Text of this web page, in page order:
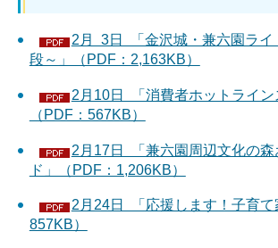
2月 3日 「金沢城・兼六園ライ
段～」（PDF：2,163KB）
2月10日 「消費者ホットライン
（PDF：567KB）
2月17日 「兼六園周辺文化の森
ド」（PDF：1,206KB）
2月24日 「応援します！子育て
857KB）